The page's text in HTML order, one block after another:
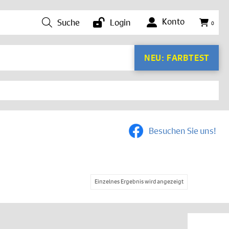
Suche Login Konto 0
NEU: FARBTEST
Besuchen Sie uns!
Einzelnes Ergebnis wird angezeigt